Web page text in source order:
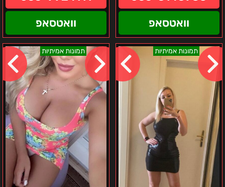
וואטסאפ
וואטסאפ
תמונות אמיתיות
אירנה-
בצפון
ישראל
תמונות אמיתיות
חיפה
והקריות
ירדן
–
בחורה
ישראלית
אוקראינית
חרמנית